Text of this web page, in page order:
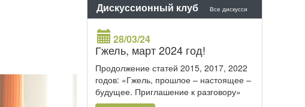
Дискуссионный клуб Все дискусси
28/03/24
Гжель, март 2024 год!
Продолжение статей 2015, 2017, 2022
годов: «Гжель, прошлое – настоящее –
будущее. Приглашение к разговору»